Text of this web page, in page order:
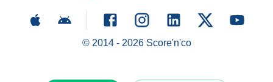
© 2014 - 2026Score'n'co